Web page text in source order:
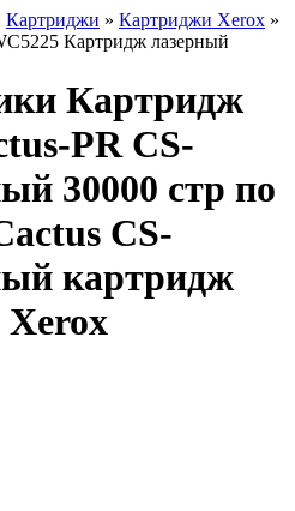
Картриджи » Картриджи Xerox »
Картридж лазерный
Картридж
PR CS-
30000 стр по
CS-
картридж